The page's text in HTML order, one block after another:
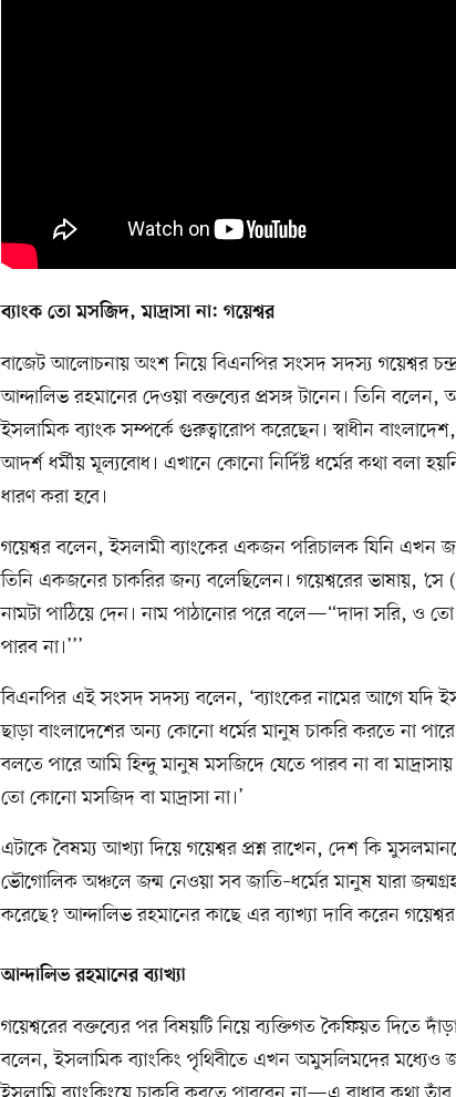
ব্যাংক তো মসজিদ, মাদ্রাসা না: গয়েশ্বর
বাজেট আলোচনায় অংশ নিয়ে বিএনপির সংসদ সদস্য গয়েশ্বর চন্দ্র
আন্দালিভ রহমানের দেওয়া বক্তব্যের প্রসঙ্গ টানেন। তিনি বলেন,
ইসলামিক ব্যাংক সম্পর্কে গুরুত্বারোপ করেছেন। স্বাধীন
আদর্শ ধর্মীয় মূল্যবোধ। এখানে কোনো নির্দিষ্ট ধর্মের কথা বলা
ধারণ করা হবে।
গয়েশ্বর বলেন, ইসলামী ব্যাংকের একজন পরিচালক যিনি এখন
তিনি একজনের চাকরির জন্য বলেছিলেন। গয়েশ্বরের ভাষায়,
নামটা পাঠিয়ে দেন। নাম পাঠানোর পরে বলে—“দাদা সরি, ও
পারব না।’’’
বিএনপির এই সংসদ সদস্য বলেন, ‘ব্যাংকের নামের আগে যদি
ছাড়া বাংলাদেশের অন্য কোনো ধর্মের মানুষ চাকরি করতে না
বলতে পারে আমি হিন্দু মানুষ মসজিদে যেতে পারব না বা মাদ্রাসায়
তো কোনো মসজিদ বা মাদ্রাসা না।’
এটাকে বৈষম্য আখ্যা দিয়ে গয়েশ্বর প্রশ্ন রাখেন, দেশ কি
ভৌগোলিক অঞ্চলে জন্ম নেওয়া সব জাতি–ধর্মের মানুষ যারা
করেছে? আন্দালিভ রহমানের কাছে এর ব্যাখ্যা দাবি করেন
আন্দালিভ রহমানের ব্যাখ্যা
গয়েশ্বরের বক্তব্যের পর বিষয়টি নিয়ে ব্যক্তিগত কৈফিয়ত দিতে
বলেন, ইসলামিক ব্যাংকিং পৃথিবীতে এখন অমুসলিমদের মধ্যেও